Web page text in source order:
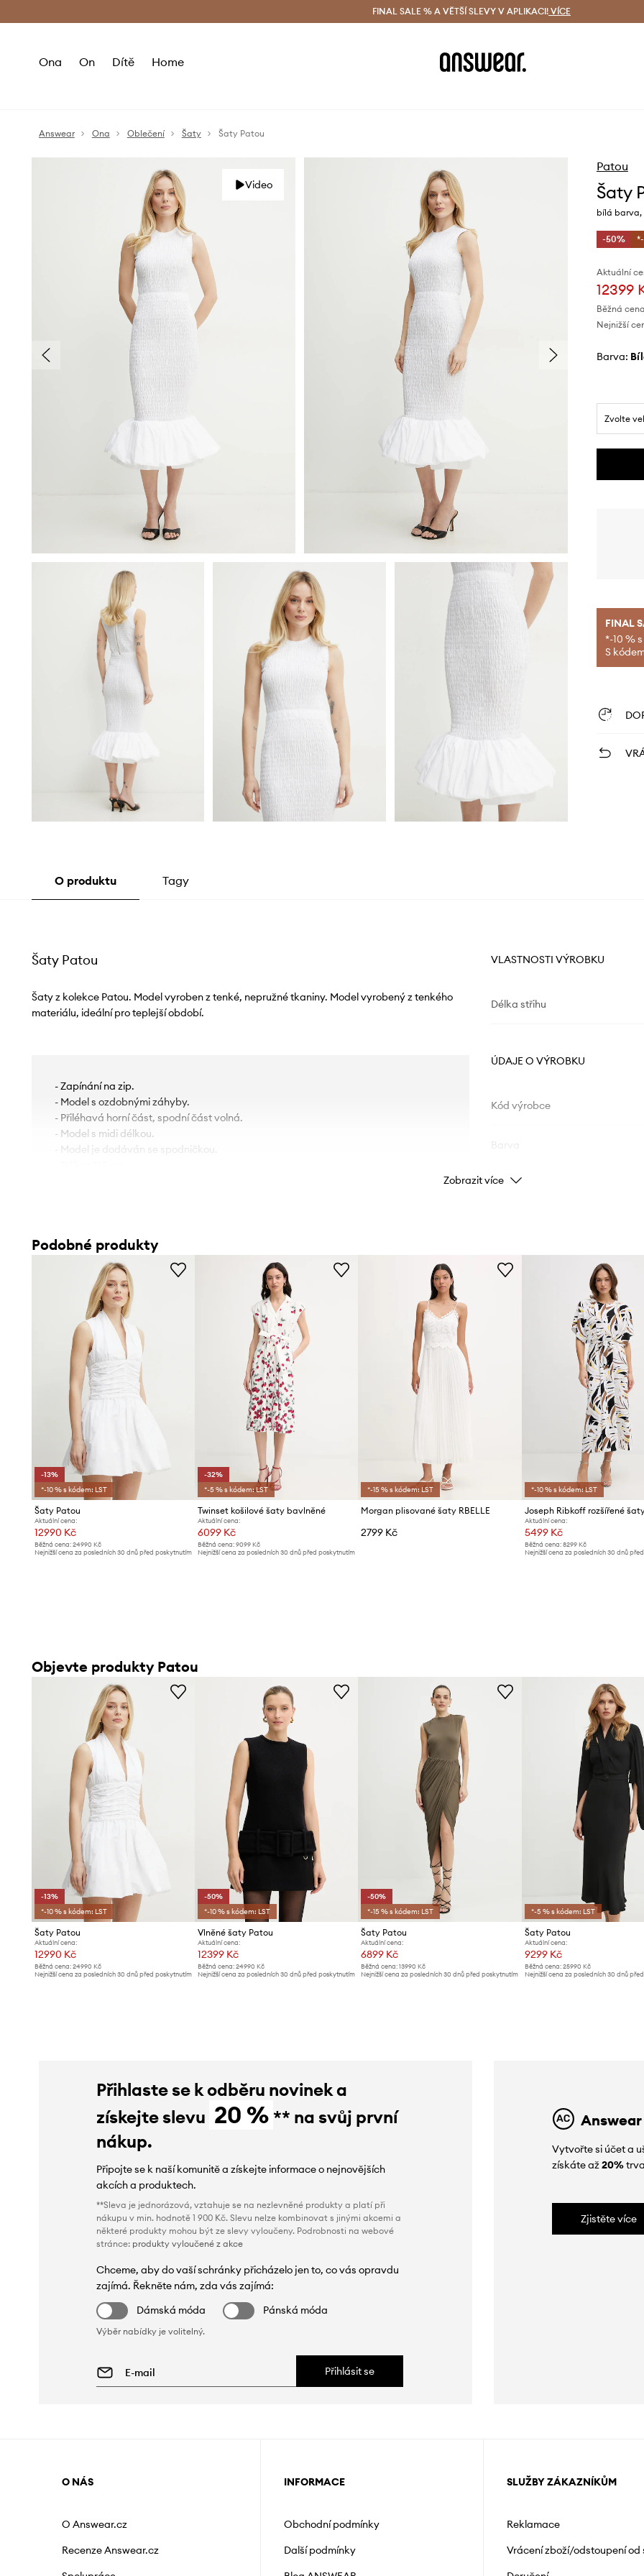
Doručení a vrácení zdarma (od 1800 Kč) Doručení i do 24 h
FINAL SALE % A VĚTŠÍ SLEVY V APLIKACI! VÍCE
Ona On Dítě Home
Answear Ona Oblečení Šaty Šaty Patou
Video
Patou
Šaty
bílá barva,
-50%
Aktuální
12399
Běžná
Nejnižší
Barva:
Zvolte
FINAL
*-10 %
S
O produktu Tagy
Šaty Patou
Šaty z kolekce Patou. Model vyroben z tenké, nepružné tkaniny. Model vyrobený z tenkého
materiálu, ideální pro teplejší období.
- Zapínání na zip.
- Model s ozdobnými záhyby.
- Přiléhavá horní část, spodní část volná.
- Model s midi délkou.
- Model je dodáván se spodničkou.
VLASTNOSTI VÝROBKU
Délka střihu
ÚDAJE O VÝROBKU
Kód výrobce
Značka
Zobrazit více
Podobné produkty
-13%
*-10 % s kódem: LST
Šaty Patou
Aktuální cena:
12990 Kč
Běžná cena: 24990 Kč
Nejnižší cena za posledních 30 dnů před poskytnutím
-32%
*-5 % s kódem: LST
Twinset košilové šaty bavlněné
Aktuální cena:
6099 Kč
Běžná cena:9099 Kč
Nejnižší cena za posledních 30 dnů před poskytnutím
*-15 % s kódem: LST
Morgan plisované šaty RBELLE
2799 Kč
*-10 % s kódem: LST
Joseph Ribkoff rozšířené
Aktuální cena:
5499 Kč
Běžná cena: 8299 Kč
Nejnižší cena za posledních 30 dnů
Objevte produkty Patou
-13%
*-10 % s kódem: LST
Šaty Patou
Aktuální cena:
12990 Kč
Běžná cena: 24990 Kč
Nejnižší cena za posledních 30 dnů před poskytnutím
-50%
*-10 % s kódem: LST
Vlněné šaty Patou
Aktuální cena:
12399 Kč
Běžná cena:24990 Kč
Nejnižší cena za posledních 30 dnů před poskytnutím
-50%
*-15 % s kódem: LST
Šaty Patou
Aktuální cena:
6899 Kč
Běžná cena: 13990 Kč
Nejnižší cena za posledních 30 dnů před poskytnutím
*-5 % s kódem: LST
Šaty Patou
Aktuální cena:
9299 Kč
Běžná cena: 25990 Kč
Nejnižší cena za posledních 30 dnů
Přihlaste se k odběru novinek a
získejte slevu 20 % ** na svůj první
nákup.
Připojte se k naší komunitě a získejte informace o nejnovějších
akcích a produktech.
**Sleva je jednorázová, vztahuje se na nezlevněné produkty a platí při
nákupu v min. hodnotě 1 900 Kč. Slevu nelze kombinovat s jinými akcemi a
některé produkty mohou být ze slevy vyloučeny. Podrobnosti na webové
stránce: produkty vyloučené z akce
Chceme, aby do vaší schránky přicházelo jen to, co vás opravdu
zajímá. Řekněte nám, zda vás zajímá:
Dámská móda
Pánská móda
Výběr nabídky je volitelný.
Přihlásit se
Vytvořte si účet a
získáte až20%
Zjistěte více
O NÁS
O Answear.cz
Recenze Answear.cz
INFORMACE
Obchodní podmínky
Další podmínky
SLUŽBY ZÁKAZNÍKŮM
Reklamace
Vrácení zboží/odstoupení od